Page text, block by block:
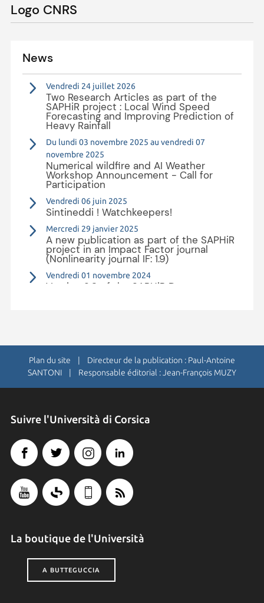
Logo CNRS
News
Vendredi 24 juillet 2026
Two Research Articles as part of the
SAPHiR project : Local Wind Speed
Forecasting and Improving Prediction of
Heavy Rainfall
Du lundi 03 novembre 2025 au vendredi 07
novembre 2025
Numerical wildfire and AI Weather
Workshop Announcement - Call for
Participation
Vendredi 06 juin 2025
Sintineddi ! Watchkeepers!
Mercredi 29 janvier 2025
A new publication as part of the SAPHiR
project in an Impact Factor journal
(Nonlinearity journal IF: 1.9)
Vendredi 01 novembre 2024
Version 2.0 of the SAPHiR Data
Plan du site | Directeur de la publication : Paul-Antoine
SANTONI | Responsable éditorial : Jean-François MUZY
Suivre l'Università di Corsica
La boutique de l'Università
A BUTTEGUCCIA